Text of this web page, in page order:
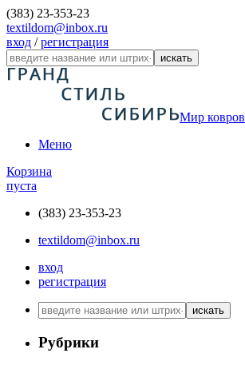
(383) 23-353-23
textildom@inbox.ru
вход /регистрация
искать
Мир ковров
Меню
Корзина
пуста
(383) 23-353-23
textildom@inbox.ru
вход
регистрация
искать
Рубрики